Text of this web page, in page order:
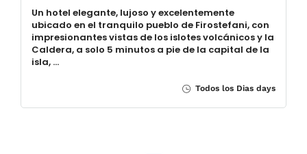
Un hotel elegante, lujoso y excelentemente
ubicado en el tranquilo pueblo de Firostefani, con
impresionantes vistas de los islotes volcánicos y la
Caldera, a solo 5 minutos a pie de la capital de la
isla, …
Todos los Dias days